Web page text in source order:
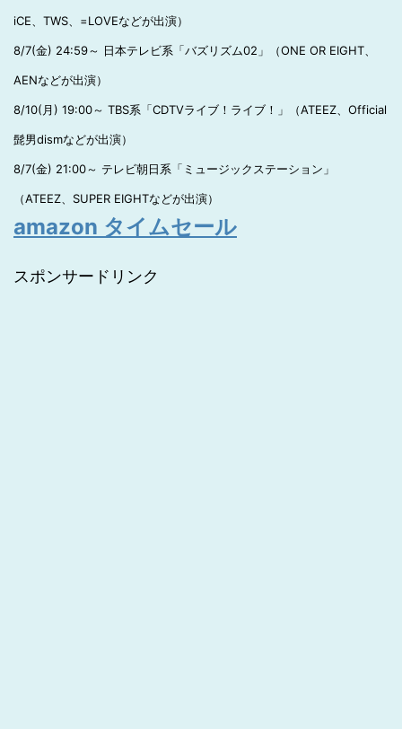
iCE、TWS、=LOVEなどが出演）
8/7(金) 24:59～ 日本テレビ系「バズリズム02」（ONE OR EIGHT、
AENなどが出演）
8/10(月) 19:00～ TBS系「CDTVライブ！ライブ！」（ATEEZ、Official
髭男dismなどが出演）
8/7(金) 21:00～ テレビ朝日系「ミュージックステーション」
（ATEEZ、SUPER EIGHTなどが出演）
amazon タイムセール
スポンサードリンク